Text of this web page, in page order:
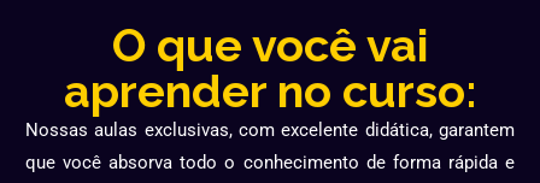
O que você vai
aprender no curso:
Nossas aulas exclusivas, com excelente didática, garantem
que você absorva todo o conhecimento de forma rápida e